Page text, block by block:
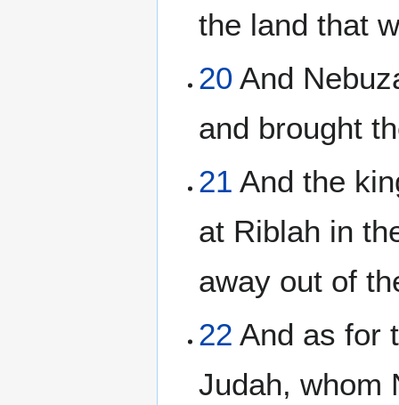
the land that
20 And
and brought
21 And the
at Riblah in
away out of
22 And as for
Judah, whom